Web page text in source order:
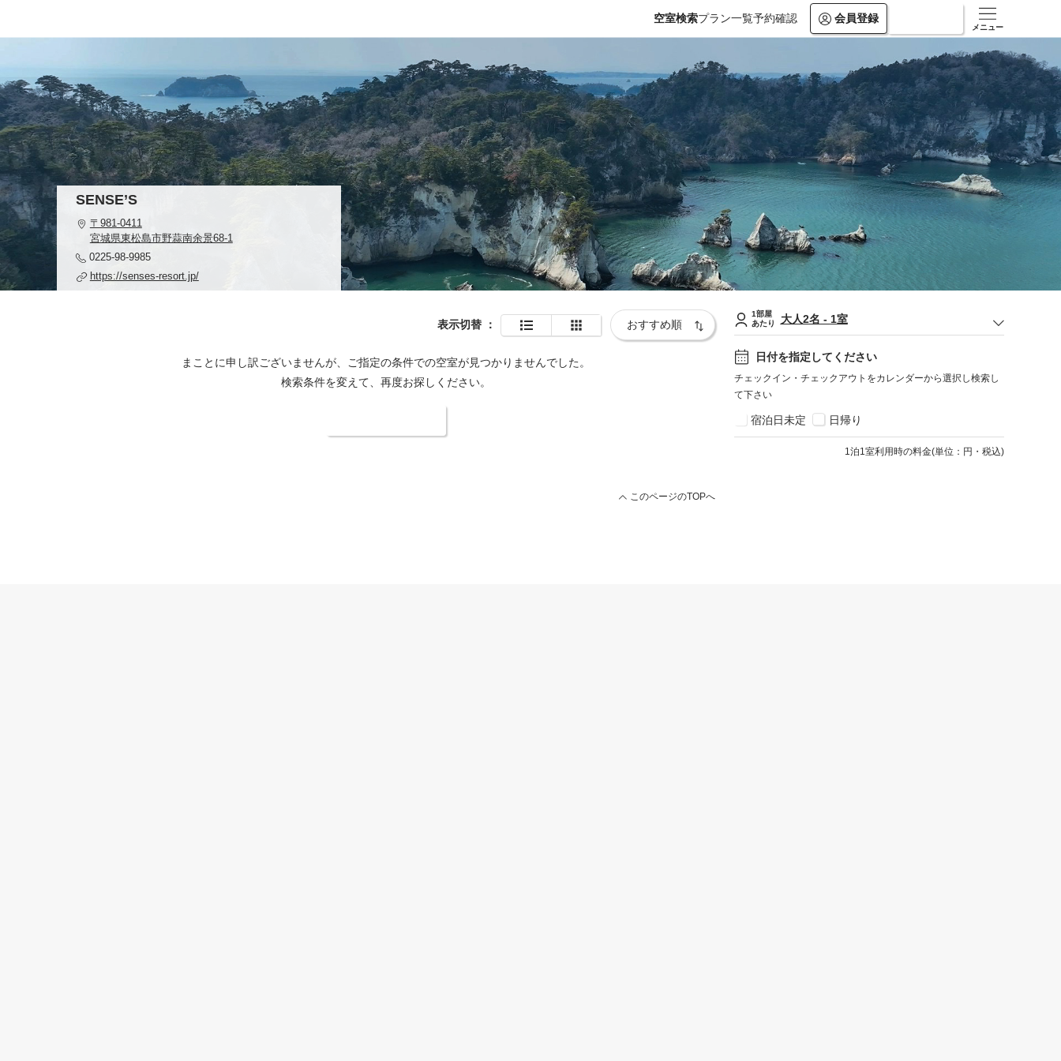
空室検索プラン一覧予約確認 会員登録
メニュー
SENSE’S
〒981-0411
宮城県東松島市野蒜南余景68-1
0225-98-9985
https://senses-resort.jp/
表示切替 ：
まことに申し訳ございませんが、ご指定の条件での空室が見つかりませんでした。
検索条件を変えて、再度お探しください。
このページのTOPへ
1部屋
あたり
大人2名 - 1室
日付を指定してください
チェックイン・チェックアウトをカレンダーから選択し検索し
て下さい
宿泊日未定 日帰り
1 泊1室利用時の料金(単位：円・税込)